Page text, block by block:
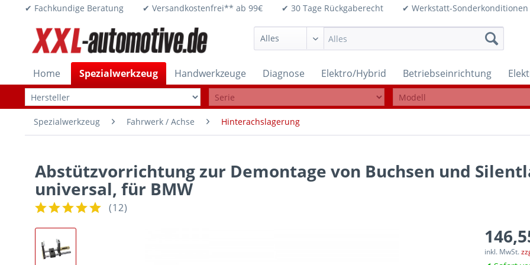
✔ Fachkundige Beratung ✔ Versandkostenfrei** ab 99€ ✔ 30 Tage Rückgaberecht ✔ Werkstatt-
Home Spezialwerkzeug Handwerkzeuge Diagnose Elektro/Hybrid Betriebseinrichtung
Spezialwerkzeug Fahrwerk / Achse Hinterachslagerung
Abstützvorrichtung zur Demontage von Buchsen und
universal, für BMW
(12)
inkl. MwSt.